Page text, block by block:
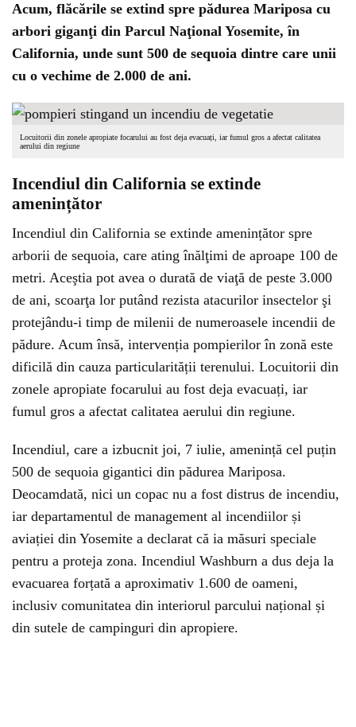
Acum, flăcările se extind spre pădurea Mariposa cu
arbori giganţi din Parcul Naţional Yosemite, în
California, unde sunt 500 de sequoia dintre care unii
cu o vechime de 2.000 de ani.
Locuitorii din zonele apropiate focarului au fost deja evacuați, iar fumul gros a afectat calitatea
aerului din regiune
Incendiul din California se extinde
amenințător
Incendiul din California se extinde amenințător spre
arborii de sequoia, care ating înălţimi de aproape 100 de
metri. Aceştia pot avea o durată de viaţă de peste 3.000
de ani, scoarţa lor putând rezista atacurilor insectelor şi
protejându-i timp de milenii de numeroasele incendii de
pădure. Acum însă, intervenția pompierilor în zonă este
dificilă din cauza particularității terenului. Locuitorii din
zonele apropiate focarului au fost deja evacuați, iar
fumul gros a afectat calitatea aerului din regiune.
Incendiul, care a izbucnit joi, 7 iulie, amenință cel puțin
500 de sequoia gigantici din pădurea Mariposa.
Deocamdată, nici un copac nu a fost distrus de incendiu,
iar departamentul de management al incendiilor și
aviației din Yosemite a declarat că ia măsuri speciale
pentru a proteja zona. Incendiul Washburn a dus deja la
evacuarea forțată a aproximativ 1.600 de oameni,
inclusiv comunitatea din interiorul parcului național și
din sutele de campinguri din apropiere.